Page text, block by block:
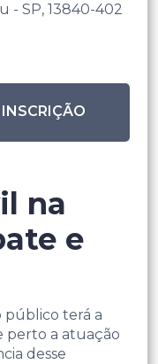
- SP, 13840-402
na
e
público terá a
perto a atuação
desse